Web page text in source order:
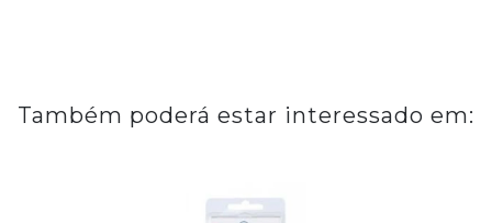
Também poderá estar interessado em: